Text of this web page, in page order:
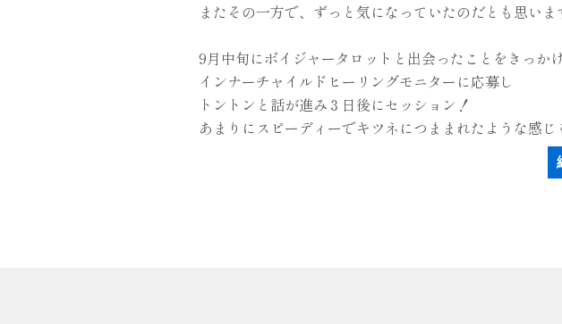
またその一方で、ずっと気になっていたのだとも思いま
9月中旬にボイジャータロットと出会ったことをきっか
インナーチャイルドヒーリングモニターに応募し
トントンと話が進み３日後にセッション！
あまりにスピーディーでキツネにつままれたような感じ